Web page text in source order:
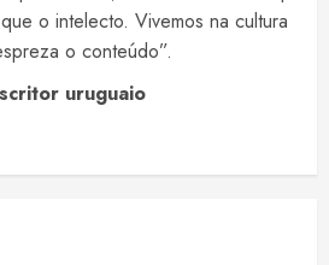
o intelecto. Vivemos na cultura
o conteúdo”.
uruguaio